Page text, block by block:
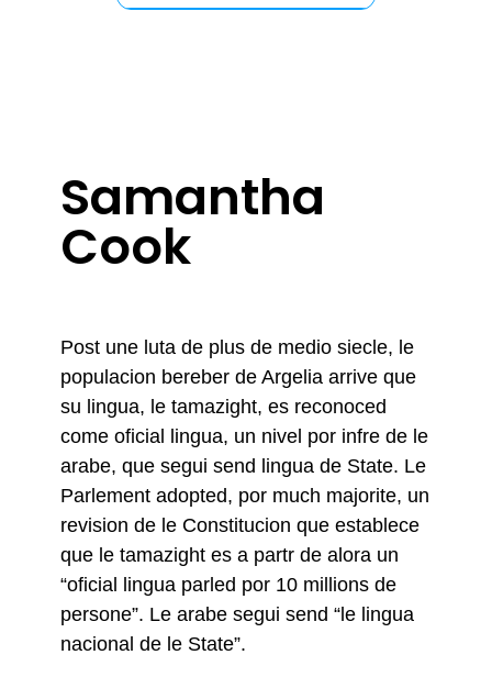
Samantha
Cook
Post une luta de plus de medio siecle, le
populacion bereber de Argelia arrive que
su lingua, le tamazight, es reconoced
come oficial lingua, un nivel por infre de le
arabe, que segui send lingua de State. Le
Parlement adopted, por much majorite, un
revision de le Constitucion que establece
que le tamazight es a partr de alora un
“oficial lingua parled por 10 millions de
persone”. Le arabe segui send “le lingua
nacional de le State”.